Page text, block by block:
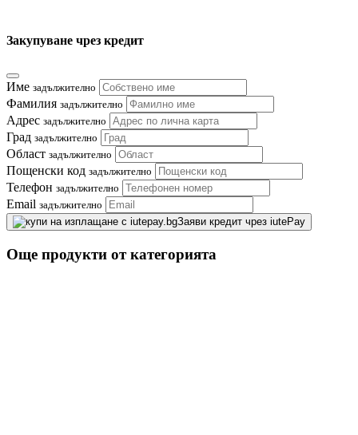
Закупуване чрез кредит
Име задължително
Фамилия задължително
Адрес задължително
Град задължително
Област задължително
Пощенски код задължително
Телефон задължително
Email задължително
Заяви кредит чрез iutePay
Още продукти от категорията